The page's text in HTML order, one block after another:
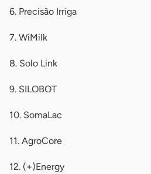
6. Precisão Irriga
7. WiMilk
8. Solo Link
9. SILOBOT
10. SomaLac
11. AgroCore
12. (+)Energy